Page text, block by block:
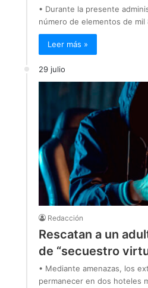
• Durante la presente
número de elementos de
Leer más »
29 julio
Redacción
Rescatan a un
de “secuestro
• Mediante amenazas, los
permanecer en dos hoteles